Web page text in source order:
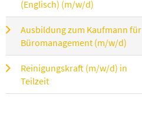
(Englisch) (m/w/d)
Ausbildung zum Kaufmann für
Büromanagement (m/w/d)
Reinigungskraft (m/w/d) in
Teilzeit